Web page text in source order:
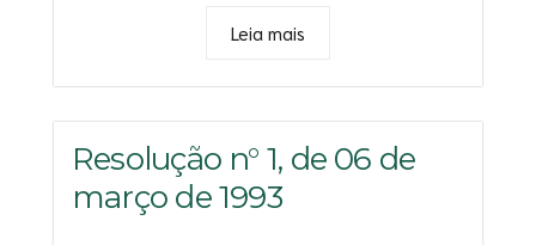
Leia mais
Resolução n° 1, de 06 de
março de 1993